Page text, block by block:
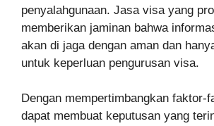
penyalahgunaan. Jasa visa yang
memberikan jaminan bahwa
akan di jaga dengan aman dan
untuk keperluan pengurusan visa.
Dengan mempertimbangkan faktor-
dapat membuat keputusan yang